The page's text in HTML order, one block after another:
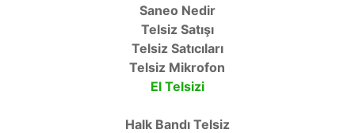
Saneo Nedir
Telsiz Satışı
Telsiz Satıcıları
Telsiz Mikrofon
El Telsizi
Halk Bandı Telsiz